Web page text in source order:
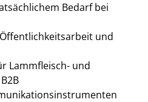
Bedarf bei
und
Lammfleisch- und